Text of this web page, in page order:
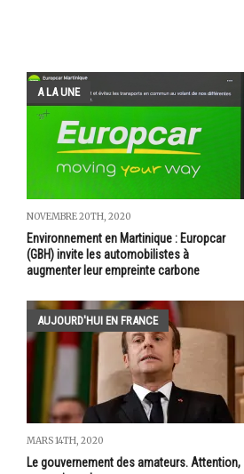
A LA UNE
NOVEMBRE 20TH, 2020
Environnement en Martinique : Europcar
(GBH) invite les automobilistes à
augmenter leur empreinte carbone
AUJOURD'HUI EN FRANCE
MARS 14TH, 2020
Le gouvernement des amateurs. Attention,